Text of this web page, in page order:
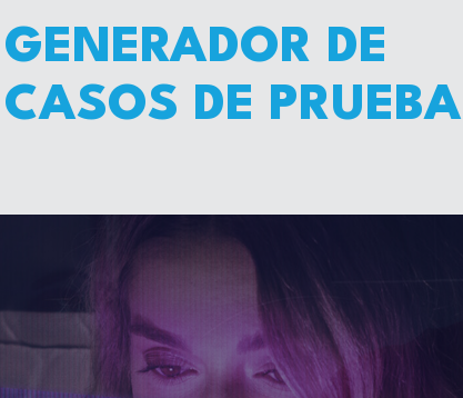
GENERADOR DE
CASOS DE PRUEBA